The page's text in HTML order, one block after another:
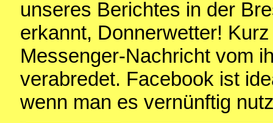
unseres Berichtes in der
erkannt, Donnerwetter!
Messenger-Nachricht vom
verabredet. Facebook ist
wenn man es vernünftig